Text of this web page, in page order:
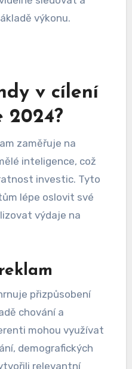
testování různých
efektivnějšímu využití
sledovat a
výkonu.
v cílení
2024?
zaměřuje na